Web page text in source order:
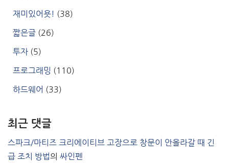
재미있어욧! (38)
짧은글 (26)
투자 (5)
프로그래밍 (110)
하드웨어 (33)
최근 댓글
스파크/마티즈 크리에이티브 고장으로 창문이 안올라갈 때 긴
급 조치 방법의 싸인펜